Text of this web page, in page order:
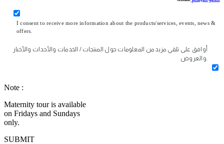
I consent to receive more information about the products/services, events, news &
offers.
أوافق على تلقي مزيد من المعلومات حول المنتجات / الخدمات والأحداث والأخبار
والعروض.
Note :
Maternity tour is available
on Fridays and Sundays
only.
SUBMIT